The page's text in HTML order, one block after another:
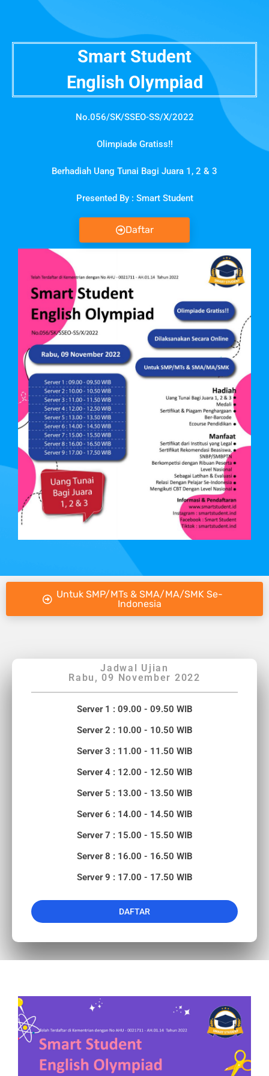
Smart Student
English Olympiad
No.056/SK/SSEO-SS/X/2022
Olimpiade Gratiss!!
Berhadiah Uang Tunai Bagi Juara 1, 2 & 3
Presented By : Smart Student
Daftar
Untuk SMP/MTs & SMA/MA/SMK Se-
Indonesia
Jadwal Ujian
Rabu, 09 November 2022
Server 1 : 09.00 - 09.50 WIB
Server 2 : 10.00 - 10.50 WIB
Server 3 : 11.00 - 11.50 WIB
Server 4 : 12.00 - 12.50 WIB
Server 5 : 13.00 - 13.50 WIB
Server 6 : 14.00 - 14.50 WIB
Server 7 : 15.00 - 15.50 WIB
Server 8 : 16.00 - 16.50 WIB
Server 9 : 17.00 - 17.50 WIB
DAFTAR